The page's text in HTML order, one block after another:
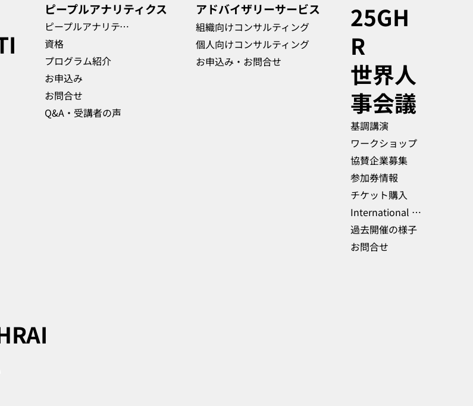
​ピープルアナリティクス
ピープルアナリティクス
資格
プログラム紹介
お申込み
お問合せ
Q&A・受講者の声
​アドバイザリーサービス
組織向けコンサルティング
個人向けコンサルティング
お申込み・お問合せ
25GH
R
​世界人
事会議
基調講演
ワークショップ
協賛企業募集
参加券情報
チケット購入
International Delegations
過去開催の様子
お問合せ